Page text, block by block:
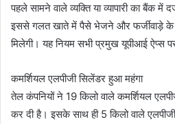
पहले सामने वाले व्यक्ति या व्यापारी का बैंक में
इससे गलत खाते में पैसे भेजने और फर्जीवाड़े
मिलेगी। यह नियम सभी प्रमुख यूपीआई ऐप्स पर
कमर्शियल एलपीजी सिलेंडर हुआ महंगा
तेल कंपनियों ने 19 किलो वाले कमर्शियल
कर दी है। इसके साथ ही 5 किलो वाले